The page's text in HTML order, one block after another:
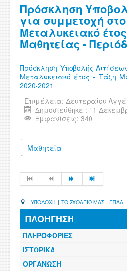
Πρόσκληση
για συμμετοχή στο
Μεταλυκειακό
Μαθητείας -
Πρόσκληση Υποβολής
Μεταλυκειακό έτος - Τάξη
2020-2021
Επιμέλεια: Δευτεραίου
Δημοσιεύθηκε : 11
Εμφανίσεις: 340
Μαθητεία
ΥΠΟΔΟΧΗ | ΤΟ ΣΧΟΛΕΙΟ ΜΑΣ | ΕΠΑΛ |
ΠΛΟΗΓΗΣΗ
ΠΛΗΡΟΦΟΡΙΕΣ
ΙΣΤΟΡΙΚΑ
ΟΡΓΑΝΩΣΗ